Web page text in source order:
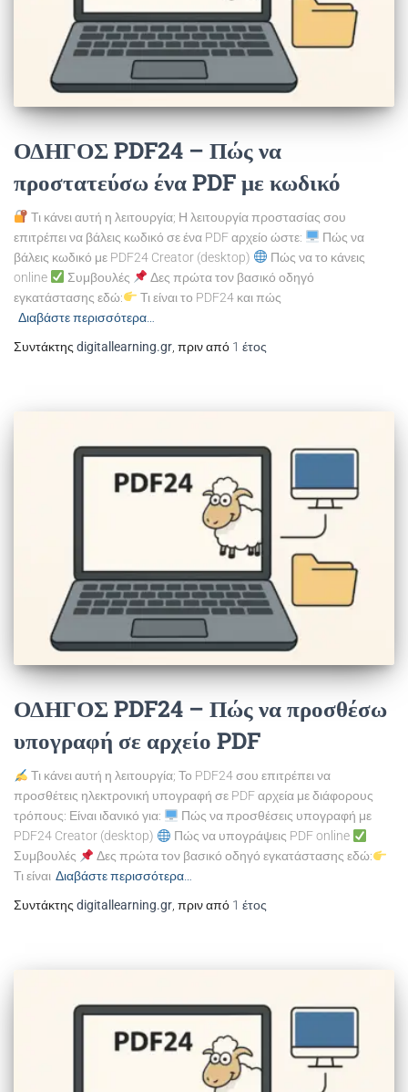
ΟΔΗΓΟΣ PDF24 – Πώς να
προστατεύσω ένα PDF με κωδικό
Τι κάνει αυτή η λειτουργία; Η λειτουργία προστασίας σου
επιτρέπει να βάλεις κωδικό σε ένα PDF αρχείο ώστε:
Πώς να
βάλεις κωδικό με PDF24 Creator (desktop)
Πώς να το κάνεις
online
Συμβουλές
Δες πρώτα τον βασικό οδηγό
εγκατάστασης εδώ:
Τι είναι το PDF24 και πώς
Διαβάστε περισσότερα…
Συντάκτης digitallearning.gr , πριν από 1 έτος
ΟΔΗΓΟΣ PDF24 – Πώς να προσθέσω
υπογραφή σε αρχείο PDF
Τι κάνει αυτή η λειτουργία; Το PDF24 σου επιτρέπει να
προσθέτεις ηλεκτρονική υπογραφή σε PDF αρχεία με διάφορους
τρόπους: Είναι ιδανικό για:
Πώς να προσθέσεις υπογραφή με
PDF24 Creator (desktop)
Πώς να υπογράψεις PDF online
Συμβουλές
Δες πρώτα τον βασικό οδηγό εγκατάστασης εδώ:
Τι είναι Διαβάστε περισσότερα…
Συντάκτης digitallearning.gr, πριν από 1 έτος